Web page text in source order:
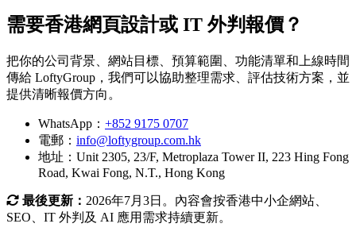
需要香港網頁設計或 IT 外判報價？
把你的公司背景、網站目標、預算範圍、功能清單和上線時間
傳給 LoftyGroup，我們可以協助整理需求、評估技術方案，並
提供清晰報價方向。
WhatsApp： +852 9175 0707
電郵： info@loftygroup.com.hk
地址：Unit 2305, 23/F, Metroplaza Tower II, 223 Hing Fong
Road, Kwai Fong, N.T., Hong Kong
最後更新： 2026年7月3日。內容會按香港中小企網站、
SEO、IT 外判及 AI 應用需求持續更新。